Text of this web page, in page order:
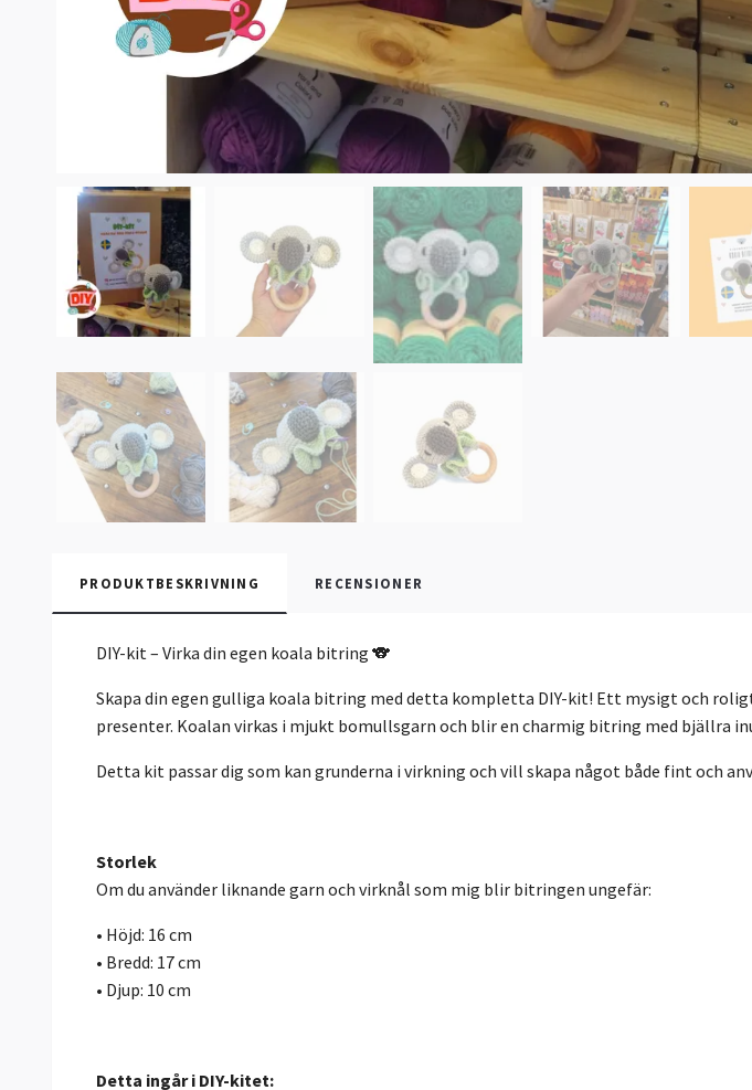
PRODUKTBESKRIVNING RECENSIONER
DIY-kit – Virka din egen koala bitring 🐨
Skapa din egen gulliga koala bitring med detta kompletta DIY-kit! Ett mysigt och
presenter. Koalan virkas i mjukt bomullsgarn och blir en charmig bitring med bjällra
Detta kit passar dig som kan grunderna i virkning och vill skapa något både fint och
Storlek
Om du använder liknande garn och virknål som mig blir bitringen ungefär:
• Höjd: 16 cm
• Bredd: 17 cm
• Djup: 10 cm
Detta ingår i DIY-kitet: